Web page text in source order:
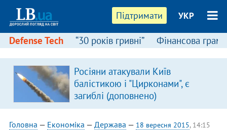
Підтримати УКР
Defense Tech “30 років гривні” Фінансова
Росіяни атакували Київ
балістикою і "Цирконами", є
загиблі (доповнено)
Головна — Економіка — Держава — 18 вересня 2015, 14:15